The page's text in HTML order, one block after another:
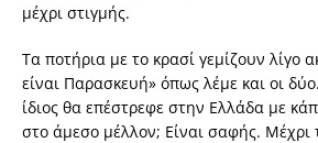
μέχρι στιγμής.
Τα ποτήρια με το κρασί γεμίζουν λίγο
είναι Παρασκευή» όπως λέμε και οι
ίδιος θα επέστρεφε στην Ελλάδα με
στο άμεσο μέλλον; Είναι σαφής. Μέχρι